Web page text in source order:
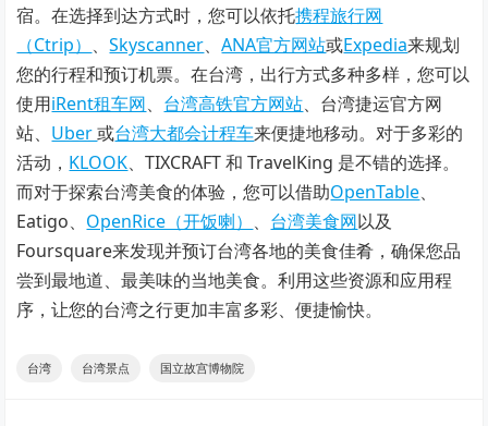
宿。在选择到达方式时，您可以依托携程旅行网
（Ctrip） 、Skyscanner、ANA官方网站或Expedia来规划
您的行程和预订机票。在台湾，出行方式多种多样，您可以
使用iRent租车网、 台湾高铁官方网站、台湾捷运官方网
站、 Uber或台湾大都会计程车来便捷地移动。对于多彩的
活动， KLOOK、TIXCRAFT 和 TravelKing 是不错的选择。
而对于探索台湾美食的体验，您可以借助OpenTable、
Eatigo、 OpenRice（开饭喇） 、 台湾美食网以及
Foursquare来发现并预订台湾各地的美食佳肴，确保您品
尝到最地道、最美味的当地美食。利用这些资源和应用程
序，让您的台湾之行更加丰富多彩、便捷愉快。
台湾 台湾景点 国立故宫博物院